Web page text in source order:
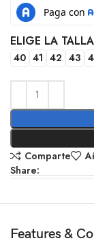
ELIGE LA
40 41 42 43
Comparte
Share:
Features &